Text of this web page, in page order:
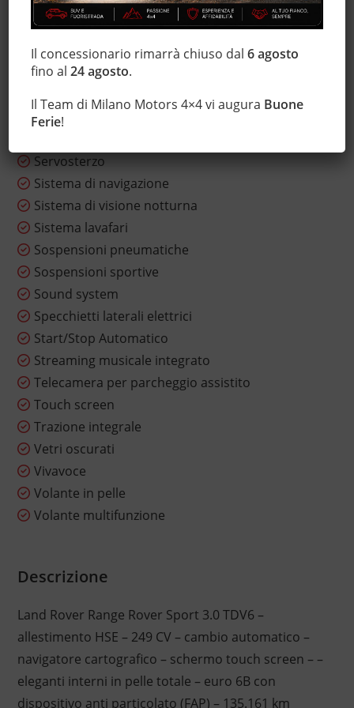
Regolazione elettrica sedili
Riscaldamento ausiliario
Sedile posteriore sdoppiato
Sensore di luce
Sensore di pioggia
Sensori di parcheggio anteriori
Servosterzo
Sistema di navigazione
Sistema di visione notturna
Sistema lavafari
Sospensioni pneumatiche
Sospensioni sportive
Sound system
Specchietti laterali elettrici
Start/Stop Automatico
Streaming musicale integrato
Telecamera per parcheggio assistito
Touch screen
Trazione integrale
Vetri oscurati
Vivavoce
Volante in pelle
Volante multifunzione
Descrizione
Land Rover Range Rover Sport 3.0 TDV6 –
allestimento HSE – 249 CV – cambio automatico –
navigatore cartografico – schermo touch screen – –
eleganti interni in pelle totale – euro 6B con
dispositivo anti particolato (FAP) – 135.161 km
Il concessionario rimarrà chiuso dal6 agosto
fino al24 agosto.
Il Team di Milano Motors 4×4 vi augura Buone
Ferie!